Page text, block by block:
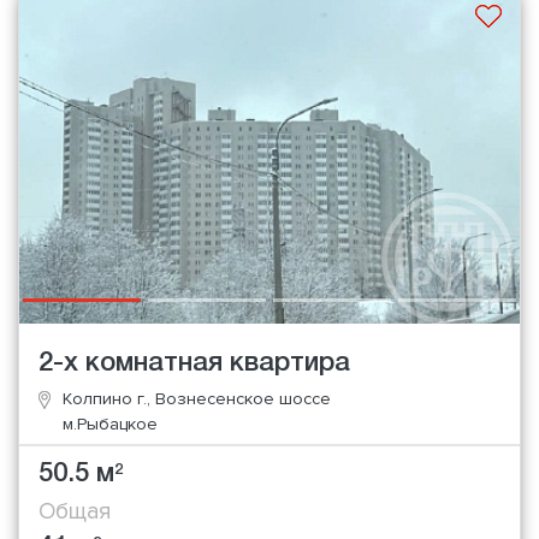
2-х комнатная квартира
Колпино г., Вознесенское шоссе
м.Рыбацкое
50.5 м2
Общая